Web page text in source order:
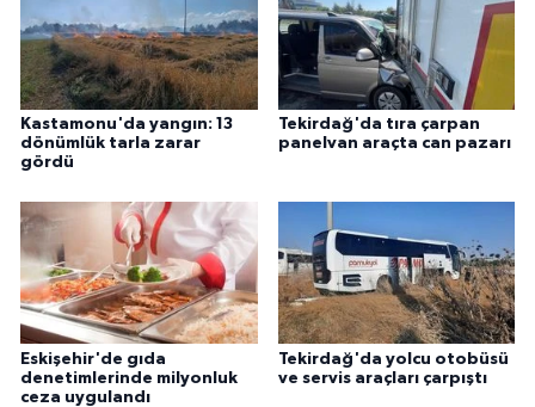
Kastamonu'da yangın: 13
dönümlük tarla zarar
gördü
Tekirdağ'da tıra çarpan
panelvan araçta can pazarı
Eskişehir'de gıda
denetimlerinde milyonluk
ceza uygulandı
Tekirdağ'da yolcu otobüsü
ve servis araçları çarpıştı